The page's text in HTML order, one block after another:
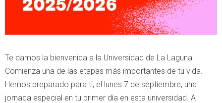
Te damos la bienvenida a la Universidad de La Laguna.
Comienza una de las etapas más importantes de tu vida.
Hemos preparado para ti, el lunes 7 de septiembre, una
jornada especial en tu primer día en esta universidad. A